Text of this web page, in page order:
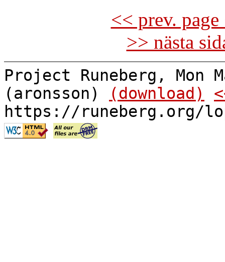
<< prev.
>> nästa
Project Runeberg, Mon
(aronsson)
(download)
https://runeberg.org/